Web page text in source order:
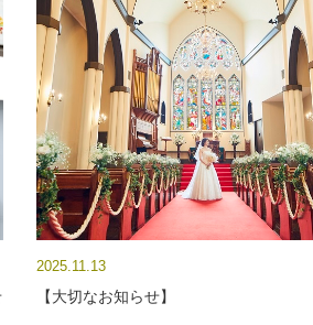
2025.11.13
【大切なお知らせ】